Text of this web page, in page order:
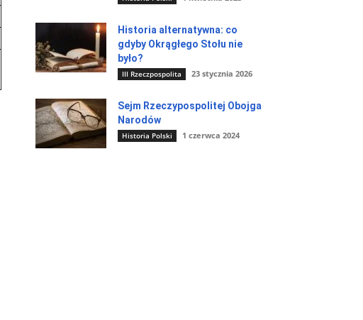
Historia alternatywna: co
gdyby Okrągłego Stołu nie
było?
III Rzeczpospolita 23 stycznia 2026
Sejm Rzeczypospolitej Obojga
Narodów
Historia Polski 1 czerwca 2024